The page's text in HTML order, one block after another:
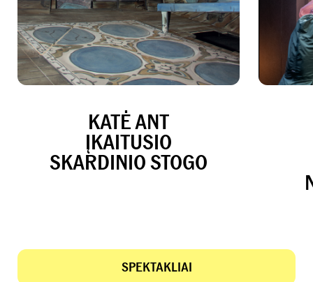
KATĖ ANT
ĮKAITUSIO
SKARDINIO STOGO
SPEKTAKLIAI